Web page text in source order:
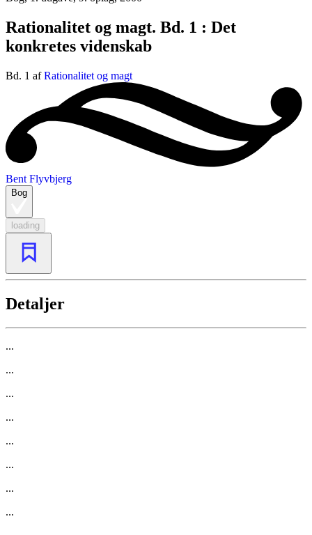
Rationalitet og magt. Bd. 1 : Det
konkretes videnskab
Bd. 1 afRationalitet og magt
Bent Flyvbjerg
Bog
loading
Detaljer
...
...
...
...
...
...
...
...